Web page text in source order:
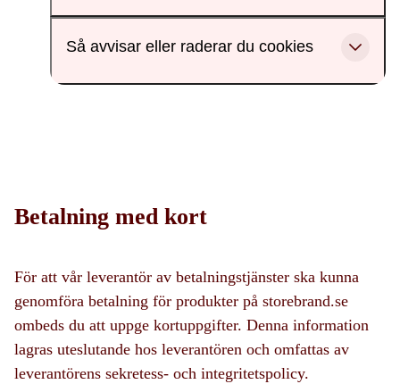
Så avvisar eller raderar du cookies
Betalning med kort
För att vår leverantör av betalningstjänster ska kunna
genomföra betalning för produkter på storebrand.se
ombeds du att uppge kortuppgifter. Denna information
lagras uteslutande hos leverantören och omfattas av
leverantörens sekretess- och integritetspolicy.